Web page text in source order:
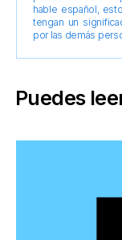
hable español,
tengan un
por las demás
Puedes